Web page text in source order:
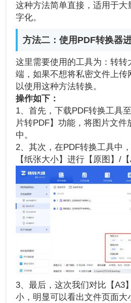
这种方法简单直接，适用于大
字化。
方法二：使用PDF转换器
这里需要使用的工具为：转转
端，如果不想将私密文件上传
以使用这种方法转换。
操作如下：
1、首先，下载PDF转换工具
片转PDF】功能，将图片文件
中。
2、其次，在PDF转换工具中
【纸张大小】进行【原图】/
3、最后，这次我们对比【A3
小，明显可以看出文件页面大